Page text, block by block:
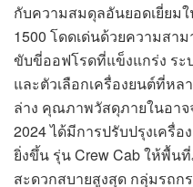
กับความสมดุลอันยอดเยี่ยม
1500 โดดเด่นด้วยความสา
ขับขี่ออฟโรดที่แข็งแกร่ง ระ
และตัวเลือกเครื่องยนต์ที่ห
ล่าง คุณภาพวัสดุภายในอาจ
2024 ได้มีการปรับปรุงเครื่
ยิ่งขึ้น รุ่น Crew Cab ให้พื้น
สะดวกสบายสูงสุด กลุ่มรถก